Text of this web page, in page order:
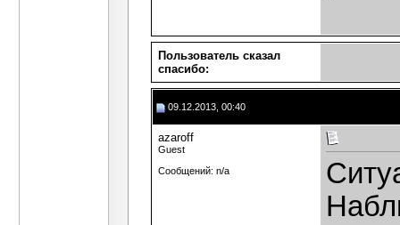
Пользователь сказал
cпасибо:
09.12.2013, 00:40
azaroff
Guest
Сообщений: n/a